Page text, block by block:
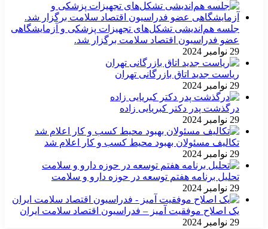
جلسه هم‌اندیشی تشکل‌های تجهیزات پزشکی و آزمایشگاهی
عضو فدراسیون اقتصاد سلامت برگزار شد.
29 نوامبر 2024
ریاست جدید اتاق بازرگانی تهران
29 نوامبر 2024
درگذشت پدر دکتر کبریایی زاده
29 نوامبر 2024
تکالیف مسئولان بهبود محیط کسب و کار اعلام شد
29 نوامبر 2024
تحلیل برنامه هفتم توسعه در حوزه دارو و سلامت
29 نوامبر 2024
یک اصلاح موفقیت آمیز – فدراسیون اقتصاد سلامت ایران
29 نوامبر 2024